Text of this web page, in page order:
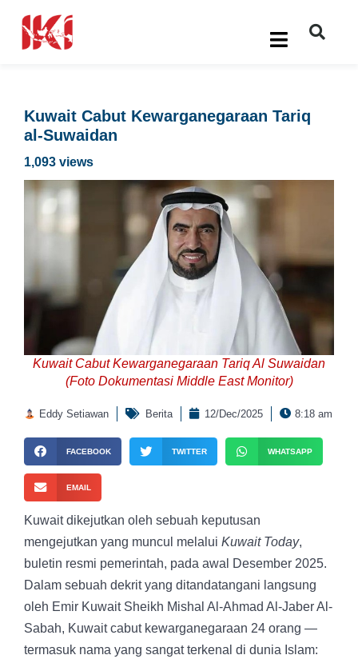
Kuwait Cabut Kewarganegaraan Tariq
al-Suwaidan
1,093 views
Kuwait Cabut Kewarganegaraan Tariq Al Suwaidan
(Foto Dokumentasi Middle East Monitor)
Eddy Setiawan Berita 12/Dec/2025 8:18 am
FACEBOOK TWITTER WHATSAPP
EMAIL
Kuwait dikejutkan oleh sebuah keputusan
mengejutkan yang muncul melalui Kuwait Today,
buletin resmi pemerintah, pada awal Desember 2025.
Dalam sebuah dekrit yang ditandatangani langsung
oleh Emir Kuwait Sheikh Mishal Al-Ahmad Al-Jaber Al-
Sabah, Kuwait cabut kewarganegaraan 24 orang —
termasuk nama yang sangat terkenal di dunia Islam: